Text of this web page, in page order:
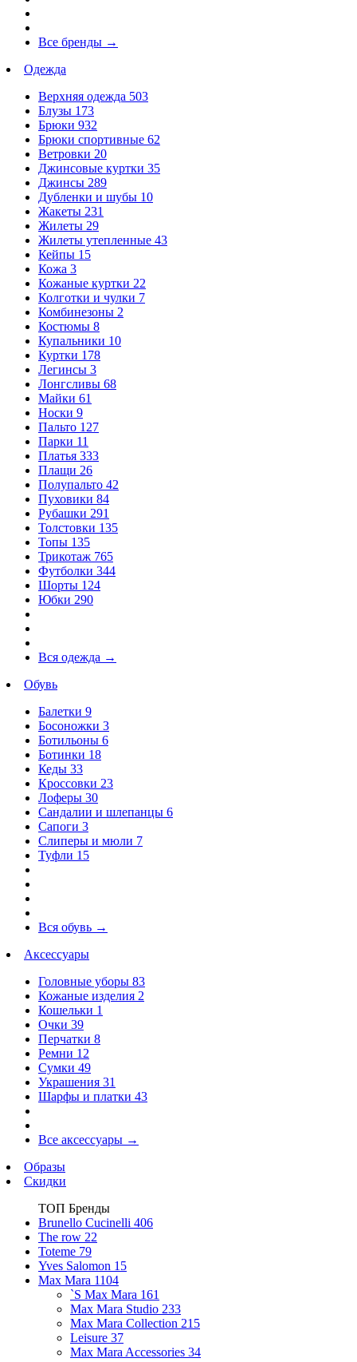
Все бренды →
Одежда
Верхняя одежда 503
Блузы 173
Брюки 932
Брюки спортивные 62
Ветровки 20
Джинсовые куртки 35
Джинсы 289
Дубленки и шубы 10
Жакеты 231
Жилеты 29
Жилеты утепленные 43
Кейпы 15
Кожа 3
Кожаные куртки 22
Колготки и чулки 7
Комбинезоны 2
Костюмы 8
Купальники 10
Куртки 178
Легинсы 3
Лонгсливы 68
Майки 61
Носки 9
Пальто 127
Парки 11
Платья 333
Плащи 26
Полупальто 42
Пуховики 84
Рубашки 291
Толстовки 135
Топы 135
Трикотаж 765
Футболки 344
Шорты 124
Юбки 290
Вся одежда →
Обувь
Балетки 9
Босоножки 3
Ботильоны 6
Ботинки 18
Кеды 33
Кроссовки 23
Лоферы 30
Сандалии и шлепанцы 6
Сапоги 3
Слиперы и мюли 7
Туфли 15
Вся обувь →
Аксессуары
Головные уборы 83
Кожаные изделия 2
Кошельки 1
Очки 39
Перчатки 8
Ремни 12
Сумки 49
Украшения 31
Шарфы и платки 43
Все аксессуары →
Образы
Скидки
ТОП Бренды
Brunello Cucinelli 406
The row 22
Toteme 79
Yves Salomon 15
Max Mara 1104
`S Max Mara 161
Max Mara Studio 233
Max Mara Collection 215
Leisure 37
Max Mara Accessories 34